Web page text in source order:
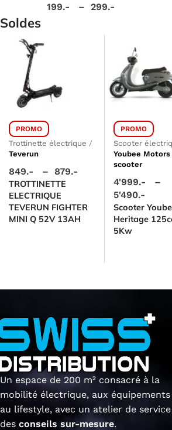
199.- – 299.-
Soldes
PROMO
Trottinette électrique /
Teverun
849.- – 879.-
TROTTINETTE
ELECTRIQUE
TEVERUN FIGHTER
MINI Q 52V 13AH
PROMO
Scooter
Youbee Motors
scooter
4'999.-
–
5'490.-
Scooter
Heritage
5Kw
Un espace de 200 m² consacré à la
mobilité électrique, aux
au lifestyle, avec un atelier de
des conseils sur-mesure.